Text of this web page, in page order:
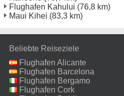
Flughafen Kahului (76,8 km)
Maui Kihei (83,3 km)
Beliebte Reiseziele
Flughafen Alicante
Flughafen Barcelona
Flughafen Bergamo
Flughafen Cork